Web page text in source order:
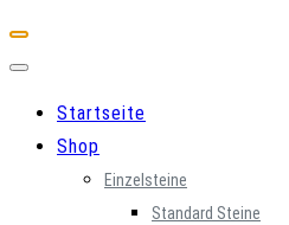
Startseite
Shop
Einzelsteine
Standard Steine